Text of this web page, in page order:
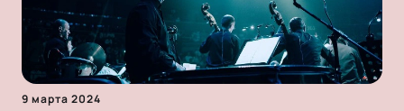
9 марта 2024